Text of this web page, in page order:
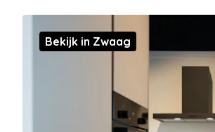
Bekijk in Zwaag